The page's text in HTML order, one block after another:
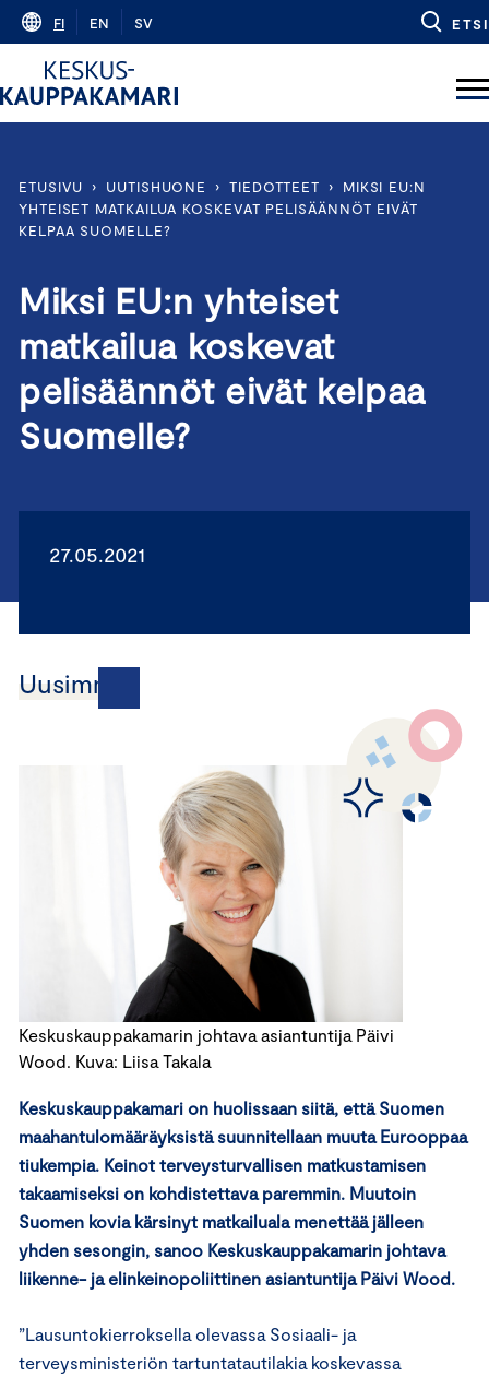
Skip
content
FI EN SV ETSI
ETUSIVU › UUTISHUONE › TIEDOTTEET ›
MIKSI EU:N
YHTEISET MATKAILUA KOSKEVAT PELISÄÄNNÖT EIVÄT
KELPAA SUOMELLE?
Miksi EU:n yhteiset
matkailua koskevat
pelisäännöt eivät kelpaa
Suomelle?
27.05.2021
Uusimmat
Keskuskauppakamarin johtava asiantuntija Päivi
Wood. Kuva: Liisa Takala
Keskuskauppakamari on huolissaan siitä, että Suomen
maahantulomääräyksistä suunnitellaan muuta Eurooppaa
tiukempia. Keinot terveysturvallisen matkustamisen
takaamiseksi on kohdistettava paremmin. Muutoin
Suomen kovia kärsinyt matkailuala menettää jälleen
yhden sesongin, sanoo Keskuskauppakamarin johtava
liikenne- ja elinkeinopoliittinen asiantuntija Päivi Wood.
”Lausuntokierroksella olevassa Sosiaali- ja
terveysministeriön tartuntatautilakia koskevassa